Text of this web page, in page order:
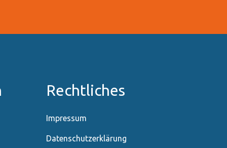
Rechtliches
Impressum
Datenschutzerklärung